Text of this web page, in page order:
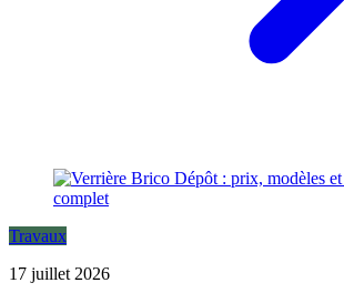
Travaux
17 juillet 2026